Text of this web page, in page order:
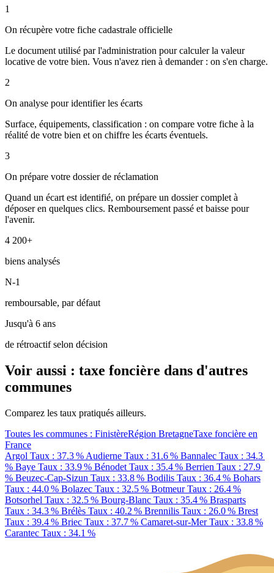
1
On récupère votre fiche cadastrale officielle
Le document utilisé par l'administration pour calculer la valeur
locative de votre bien. Vous n'avez rien à demander : on s'en charge.
2
On analyse pour identifier les écarts
Surface, équipements, classification : on compare votre fiche à la
réalité de votre bien et on chiffre les écarts éventuels.
3
On prépare votre dossier de réclamation
Quand un écart est identifié, on prépare un dossier complet à
déposer en quelques clics. Remboursement passé et baisse pour
l'avenir.
4 200+
biens analysés
N-1
remboursable, par défaut
Jusqu'à 6 ans
de rétroactif selon décision
Voir aussi : taxe foncière dans d'autres
communes
Comparez les taux pratiqués ailleurs.
Toutes les communes : FinistèreRégion BretagneTaxe foncière en
France
Argol Taux : 37.3 % Audierne Taux : 31.6 % Bannalec Taux : 34.3
% Baye Taux : 33.9 % Bénodet Taux : 35.4 % Berrien Taux : 27.9
% Beuzec-Cap-Sizun Taux : 33.8 % Bodilis Taux : 36.4 % Bohars
Taux : 44.0 % Bolazec Taux : 32.5 % BotmeurTaux : 26.4 %
Botsorhel Taux : 32.5 % Bourg-Blanc Taux : 35.4 % Brasparts
Taux : 34.3 % Brélès Taux : 40.2 % Brennilis Taux : 26.0 % Brest
Taux : 39.4 % Briec Taux : 37.7 % Camaret-sur-MerTaux : 33.8 %
Carantec Taux : 34.1 %